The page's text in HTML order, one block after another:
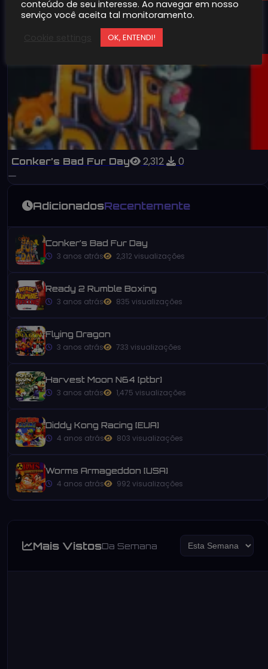
Donkey Kong 64 3,382 0
Conker’s Bad Fur Day 2,312 0
AdicionadosRecentemente
Conker’s Bad Fur Day
3 anos atrás
2,312 visualizações
Ready 2 Rumble Boxing
3 anos atrás
835 visualizações
Flying Dragon
3 anos atrás
733 visualizações
Harvest Moon N64 [ptbr]
3 anos atrás
1,475 visualizações
Diddy Kong Racing [EUA]
4 anos atrás
803 visualizações
Worms Armageddon [USA]
4 anos atrás
992 visualizações
Mais VistosDa Semana
conteúdo de seu interesse. Ao navegar em nosso
serviço você aceita tal monitoramento.
OK, ENTENDI!